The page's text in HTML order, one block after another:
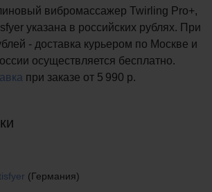
вибромассажер Twirling Pro+,
указана в российских рублях. При
- доставка курьером по Москве и
осуществляется бесплатно.
при заказе от 5 990 р.
(Германия)